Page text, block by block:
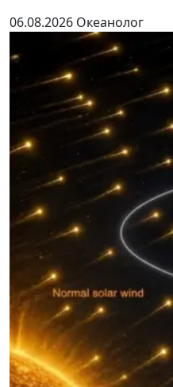
06.08.2026 Океанолог